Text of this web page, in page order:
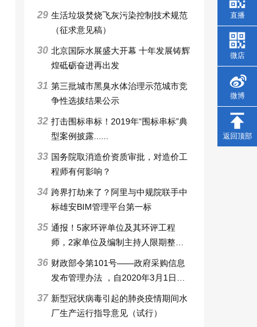
29 生活垃圾焚烧飞灰污染控制技术规范
（征求意见稿）
30 北京国际水展盛大开幕 十年发展铸辉
煌砥砺奋进再出发
31 第三批城市黑臭水体治理示范城市竞
争性选拔结果公示
32 打击围标串标！2019年“围标串标”典
型案例披露......
33 国务院取消造价资质审批，对造价工
程师有何影响？
34 跨界打劫来了？阿里与中规院联手中
标雄安BIM管理平台第一标
35 通报！5家环评单位及其环评工程
师，2家单位及编制主持人限期整改6
个月，3家审批申请被暂停，技术整
改6个月
36 财政部令第101号——政府采购信息
发布管理办法 ，自2020年3月1日起
施行
37 新型冠状病毒引起的肺炎疫情期间水
厂生产运行指导意见（试行）
直播
微店
微博
返回顶部